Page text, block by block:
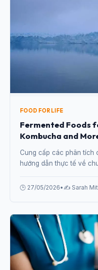
FOOD FOR LIFE
Fermented Foods
Kombucha and
Cung cấp các phân tích
hướng dẫn thực tế về
chuyên gia.
🕒 27/05/2026• ✍️ Sarah